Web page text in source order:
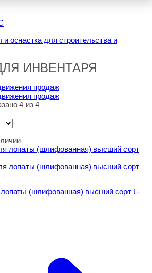
оснастка для строительства и
ИНВЕНТАРЯ
4 из 4
(шлифованная) высший сорт L-
(шлифованная) высший сорт L-